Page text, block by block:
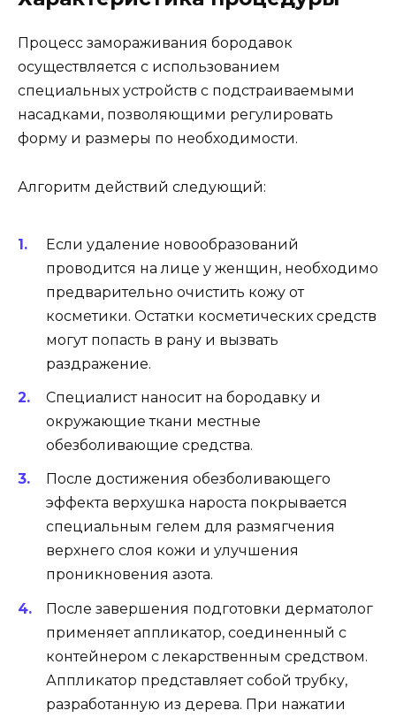
Процесс замораживания бородавок
осуществляется с использованием
специальных устройств с подстраиваемыми
насадками, позволяющими регулировать
форму и размеры по необходимости.
Алгоритм действий следующий:
Если удаление новообразований
проводится на лице у женщин, необходимо
предварительно очистить кожу от
косметики. Остатки косметических средств
могут попасть в рану и вызвать
раздражение.
Специалист наносит на бородавку и
окружающие ткани местные
обезболивающие средства.
После достижения обезболивающего
эффекта верхушка нароста покрывается
специальным гелем для размягчения
верхнего слоя кожи и улучшения
проникновения азота.
После завершения подготовки дерматолог
применяет аппликатор, соединенный с
контейнером с лекарственным средством.
Аппликатор представляет собой трубку,
разработанную из дерева. При нажатии